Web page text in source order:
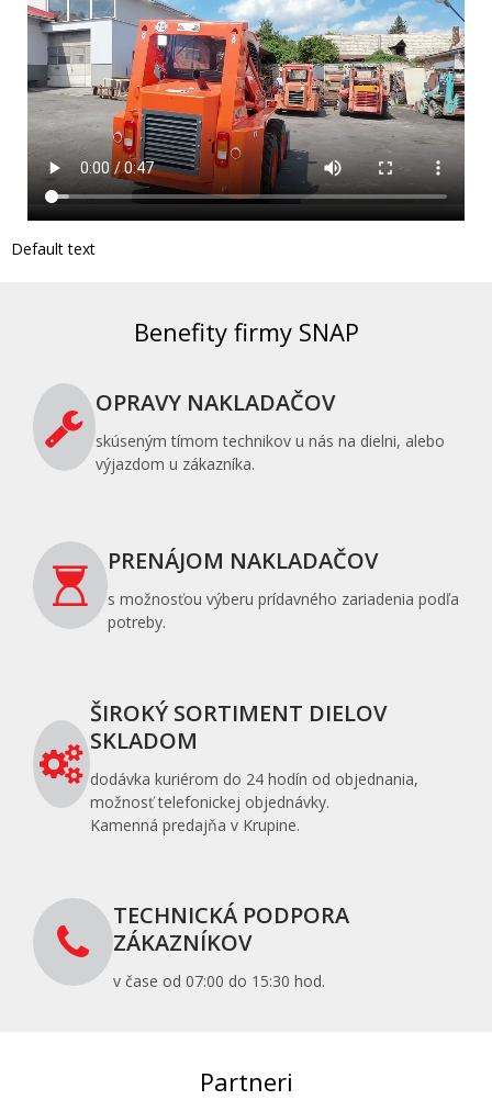
Default text
Benefity firmy SNAP
OPRAVY NAKLADAČOV
skúseným tímom technikov u nás na dielni, alebo
výjazdom u zákazníka.
PRENÁJOM NAKLADAČOV
s možnosťou výberu prídavného zariadenia podľa
potreby.
ŠIROKÝ SORTIMENT DIELOV
SKLADOM
dodávka kuriérom do 24 hodín od objednania,
možnosť telefonickej objednávky.
Kamenná predajňa v Krupine.
TECHNICKÁ PODPORA
ZÁKAZNÍKOV
v čase od 07:00 do 15:30 hod.
Partneri